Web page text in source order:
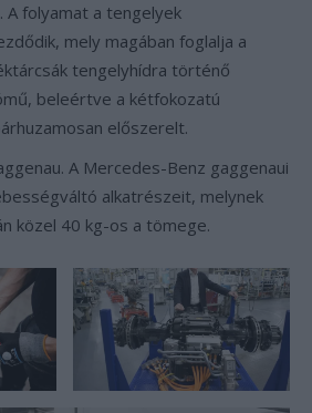
A folyamat a tengelyek
mely magában foglalja a
tengelyhídra történő
beleértve a kétfokozatú
előszerelt.
A Mercedes-Benz gaggenaui
alkatrészeit, melynek
közel 40 kg-os a tömege.